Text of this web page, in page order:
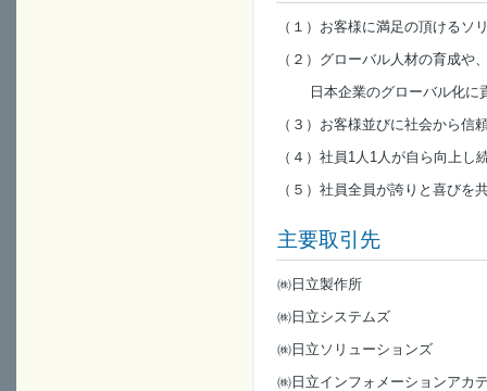
（１）お客様に満足の頂けるソ
（２）グローバル人材の育成や
日本企業のグローバル化に
（３）お客様並びに社会から信
（４）社員1人1人が自ら向上
（５）社員全員が誇りと喜びを
主要取引先
㈱日立製作所
㈱日立システムズ
㈱日立ソリューションズ
㈱日立インフォメーションアカ